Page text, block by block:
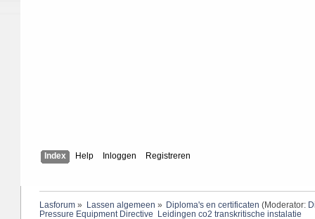
Index Help Inloggen Registreren
Lasforum» Lassen algemeen » Diploma's en certificaten (Moderator:
Pressure Equipment Directive  Leidingen co2 transkritische instalatie